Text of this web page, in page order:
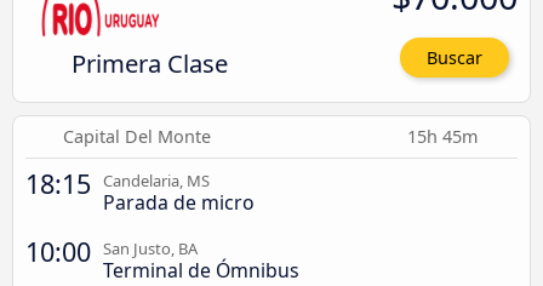
Primera Clase Buscar
Capital Del Monte 15h 45m
18:15 Candelaria, MS
Parada de micro
10:00 San Justo, BA
Terminal de Ómnibus